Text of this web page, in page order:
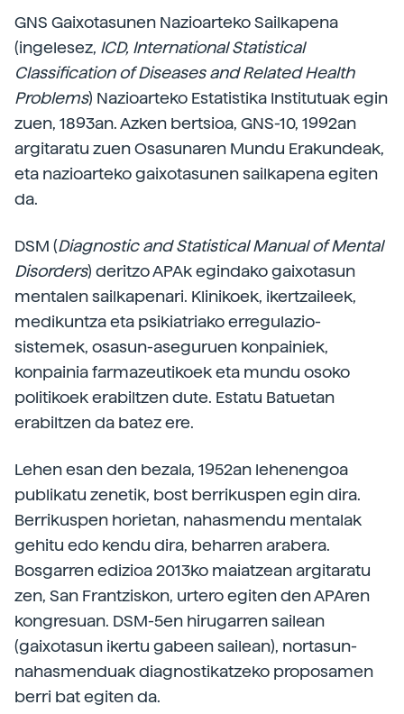
GNS Gaixotasunen Nazioarteko Sailkapena
(ingelesez, ICD, International Statistical
Classification of Diseases and Related Health
Problems) Nazioarteko Estatistika Institutuak egin
zuen, 1893an. Azken bertsioa, GNS-10, 1992an
argitaratu zuen Osasunaren Mundu Erakundeak,
eta nazioarteko gaixotasunen sailkapena egiten
da.
DSM (Diagnostic and Statistical Manual of Mental
Disorders) deritzo APAk egindako gaixotasun
mentalen sailkapenari. Klinikoek, ikertzaileek,
medikuntza eta psikiatriako erregulazio-
sistemek, osasun-aseguruen konpainiek,
konpainia farmazeutikoek eta mundu osoko
politikoek erabiltzen dute. Estatu Batuetan
erabiltzen da batez ere.
Lehen esan den bezala, 1952an lehenengoa
publikatu zenetik, bost berrikuspen egin dira.
Berrikuspen horietan, nahasmendu mentalak
gehitu edo kendu dira, beharren arabera.
Bosgarren edizioa 2013ko maiatzean argitaratu
zen, San Frantziskon, urtero egiten den APAren
kongresuan. DSM-5en hirugarren sailean
(gaixotasun ikertu gabeen sailean), nortasun-
nahasmenduak diagnostikatzeko proposamen
berri bat egiten da.